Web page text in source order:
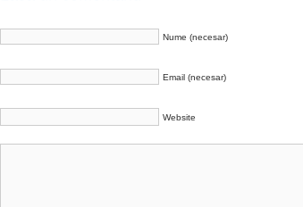
Nume (necesar)
Email (necesar)
Website